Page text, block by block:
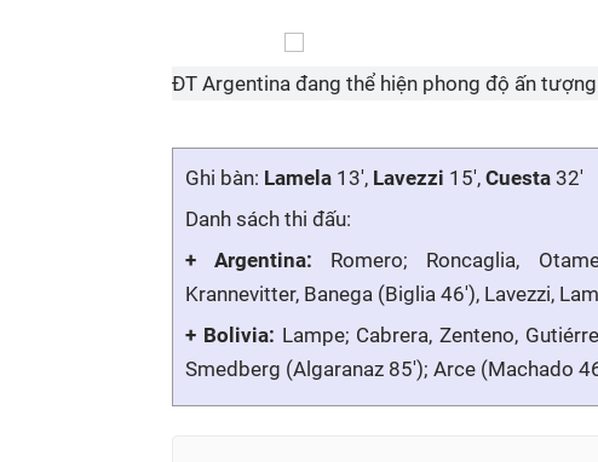
ĐT Argentina đang thể hiện phong độ ấn
Ghi bàn: Lamela 13', Lavezzi 15', Cuesta 32'
Danh sách thi đấu:
+ Argentina: Romero; Roncaglia,
Krannevitter, Banega (Biglia 46'), Lavezzi,
+ Bolivia: Lampe; Cabrera, Zenteno,
Smedberg (Algaranaz 85'); Arce (Machado